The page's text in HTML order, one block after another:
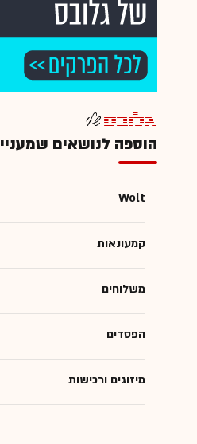
הוספה לנושאים
Wolt
קמעונאות
משלוחים
הפסדים
מיזוגים ורכישות